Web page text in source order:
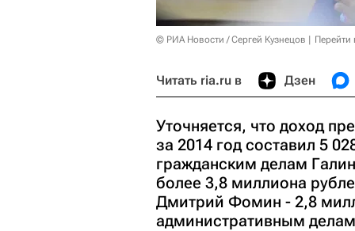
© РИА Новости / Сергей Кузнецов Перейти
Читать ria.ru в Дзен
Уточняется, что доход
за 2014 год составил 5
гражданским делам
более 3,8 миллиона
Дмитрий Фомин - 2,8
административным